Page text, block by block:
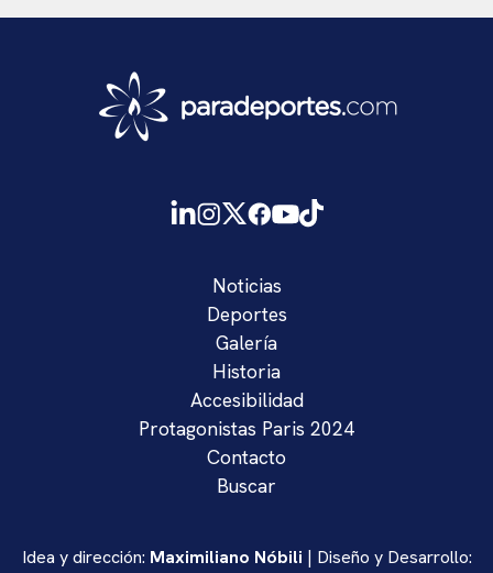
Noticias
Deportes
Galería
Historia
Accesibilidad
Protagonistas Paris 2024
Contacto
Buscar
Idea y dirección: Maximiliano Nóbili | Diseño y Desarrollo: